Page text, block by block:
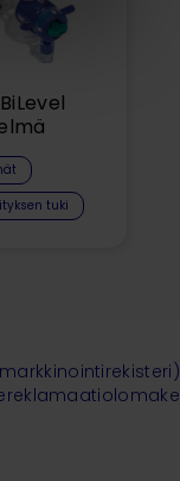
tuki